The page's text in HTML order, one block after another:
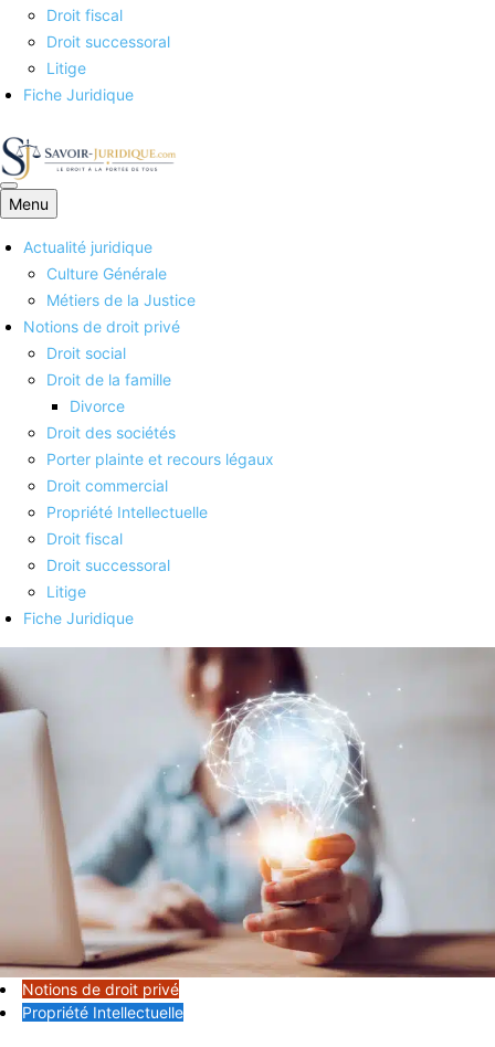
Droit fiscal
Droit successoral
Litige
Fiche Juridique
Savoirs juridiques
Menu
Actualité juridique
Culture Générale
Métiers de la Justice
Notions de droit privé
Droit social
Droit de la famille
Divorce
Droit des sociétés
Porter plainte et recours légaux
Droit commercial
Propriété Intellectuelle
Droit fiscal
Droit successoral
Litige
Fiche Juridique
Notions de droit privé
Propriété Intellectuelle